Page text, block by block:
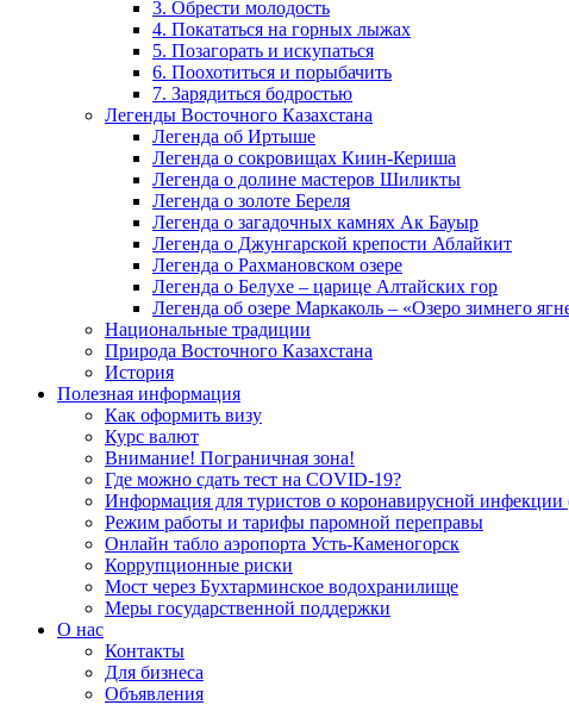
3. Обрести молодость
4. Покататься на горных лыжах
5. Позагорать и искупаться
6. Поохотиться и порыбачить
7. Зарядиться бодростью
Легенды Восточного Казахстана
Легенда об Иртыше
Легенда о сокровищах Киин-Кериша
Легенда о долине мастеров Шиликты
Легенда о золоте Береля
Легенда о загадочных камнях Ак Бауыр
Легенда о Джунгарской крепости Аблайкит
Легенда о Рахмановском озере
Легенда о Белухе – царице Алтайских гор
Легенда об озере Маркаколь – «Озеро зимнего
Национальные традиции
Природа Восточного Казахстана
История
Полезная информация
Как оформить визу
Курс валют
Внимание! Пограничная зона!
Где можно сдать тест на COVID-19?
Информация для туристов о коронавирусной
Режим работы и тарифы паромной переправы
Онлайн табло аэропорта Усть-Каменогорск
Коррупционные риски
Мост через Бухтарминское водохранилище
Меры государственной поддержки
О нас
Контакты
Для бизнеса
Объявления